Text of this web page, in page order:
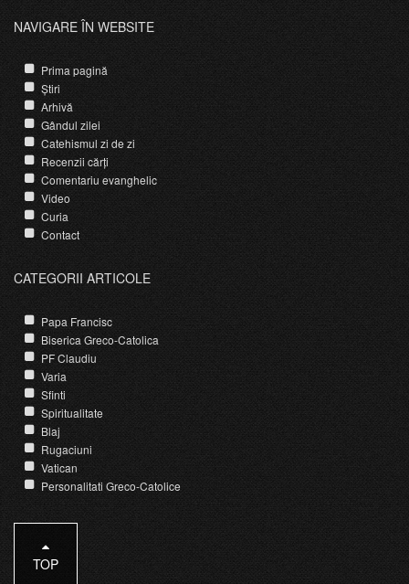
NAVIGARE ÎN WEBSITE
Prima pagină
Știri
Arhivă
Gândul zilei
Catehismul zi de zi
Recenzii cărți
Comentariu evanghelic
Video
Curia
Contact
CATEGORII ARTICOLE
Papa Francisc
Biserica Greco-Catolica
PF Claudiu
Varia
Sfinti
Spiritualitate
Blaj
Rugaciuni
Vatican
Personalitati Greco-Catolice
TOP